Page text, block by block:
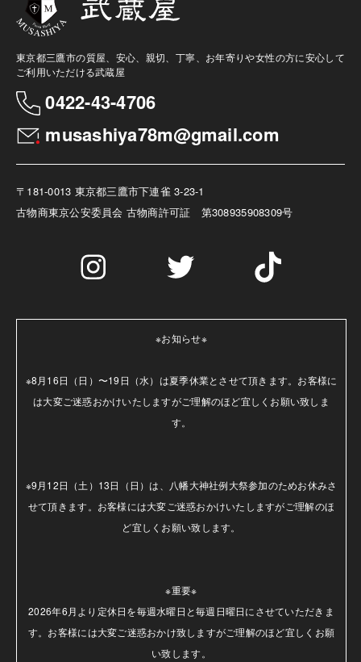
東京都三鷹市の質屋、安心、親切、丁寧、お年寄りや女性の方に安心して
ご利用いただける武蔵屋
0422-43-4706
musashiya78m@gmail.com
〒181-0013 東京都三鷹市下連雀 3-23-1
古物商東京公安委員会 古物商許可証 第308935908309号
※お知らせ※
※8月16日（日）〜19日（水）は夏季休業とさせて頂きます。お客様に
は大変ご迷惑おかけいたしますがご理解のほど宜しくお願い致しま
す。
※9月12日（土）13日（日）は、八幡大神社例大祭参加のためお休みさ
せて頂きます。お客様には大変ご迷惑おかけいたしますがご理解のほ
ど宜しくお願い致します。
※重要※
2026年6月より定休日を毎週水曜日と毎週日曜日にさせていただきま
す。お客様には大変ご迷惑おかけ致しますがご理解のほど宜しくお願
い致します。